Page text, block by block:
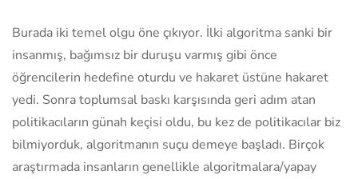
Burada iki temel olgu öne çıkıyor. İlki algoritma sanki bir
insanmış, bağımsız bir duruşu varmış gibi önce
öğrencilerin hedefine oturdu ve hakaret üstüne hakaret
yedi. Sonra toplumsal baskı karşısında geri adım atan
politikacıların günah keçisi oldu, bu kez de politikacılar biz
bilmiyorduk, algoritmanın suçu demeye başladı. Birçok
araştırmada insanların genellikle algoritmalara/yapay